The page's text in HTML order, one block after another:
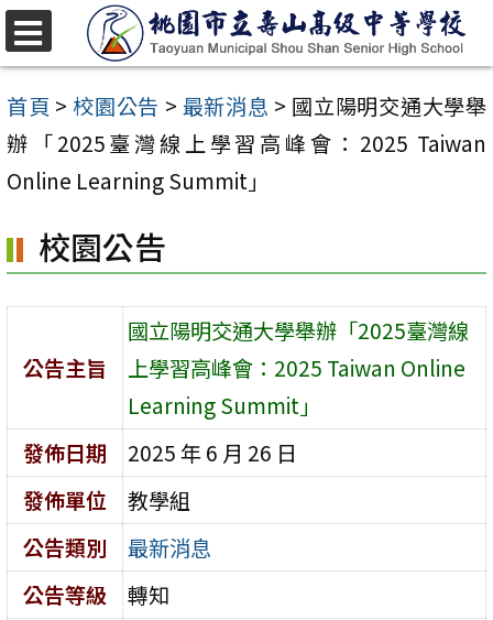
跳
至
主
要
內
區
首頁 > 校園公告 > 最新消息 > 國立陽明交通大學舉
辦「2025臺灣線上學習高峰會：2025 Taiwan
Online Learning Summit」
校園公告
公告主旨
國立陽明交通大學舉辦「2025臺灣線
上學習高峰會：2025 Taiwan Online
Learning Summit」
發佈日期
2025 年 6 月 26 日
發佈單位
教學組
公告類別
最新消息
公告等級
轉知
選
單